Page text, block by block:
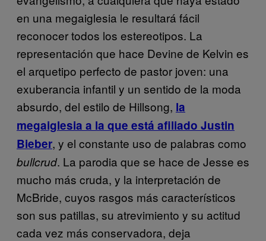
en una megaiglesia le resultará fácil
reconocer todos los estereotipos. La
representación que hace Devine de Kelvin es
el arquetipo perfecto de pastor joven: una
exuberancia infantil y un sentido de la moda
absurdo, del estilo de Hillsong, la
megaiglesia a la que está afiliado Justin
Bieber, y el constante uso de palabras como
bullcrud. La parodia que se hace de Jesse es
mucho más cruda, y la interpretación de
McBride, cuyos rasgos más característicos
son sus patillas, su atrevimiento y su actitud
cada vez más conservadora, deja